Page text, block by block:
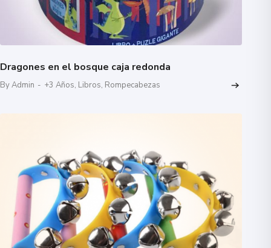
Dragones en el bosque caja redonda
By Admin - +3 Años, Libros, Rompecabezas